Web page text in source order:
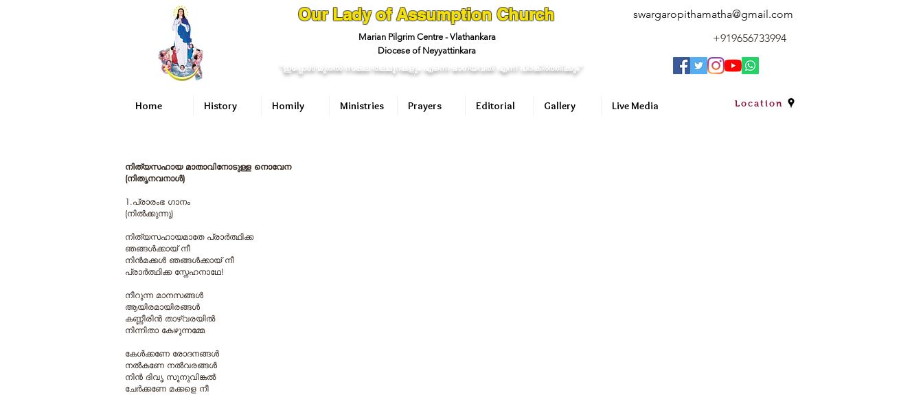
Our Lady of Assumption Church swargaropithamatha@gmail.com
Marian Pilgrim Centre - Vlathankara
Diocese of Neyyattinkara
“ഇപ്പോള്‍ മുതല്‍ സകല തലമുറകളും എന്നെ ഭാഗ്യവതി എന്ന് പ്രകീര്‍ത്തിക്കും"
+919656733994
Home History Homily Ministries Prayers Editorial Gallery Live Media Location
നിത്യസഹായ മാതാവിനോടുള്ള നൊവേന
(നിതൃനവനാൾ)
1.പ്രാരംഭ ഗാനം
(നിൽക്കുന്നു)
നിത്യസഹായമാതേ പ്രാര്‍ത്ഥിക്ക
ഞങ്ങള്‍ക്കായ് നീ
നിൻമക്കൾ‍ ഞങ്ങൾക്കായ് നീ
പ്രാര്‍ത്ഥിക്ക സ്നേഹനാഥേ!
നീറുന്ന മാനസങ്ങൾ
ആയിരമായിരങ്ങൾ
കണ്ണീരിൻ താഴ്വരയിൽ
നിന്നിതാ കേഴുന്നമ്മേ
കേൾക്കണേ രോദനങ്ങൾ
നൽകണേ നൽവരങ്ങൾ
നിൻ ദിവൃ സൂനുവിങ്കൽ
ചേർക്കണേ മക്കളെ നീ